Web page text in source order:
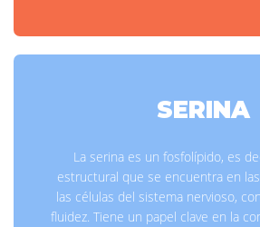
SERINA
La serina es un fosfolípido, es
estructural que se encuentra en
las células del sistema nervioso,
fluidez. Tiene un papel clave en la